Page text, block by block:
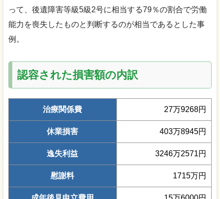
って、後遺障害等級5級2号に相当する79％の割合で労働
能力を喪失したものと判断するのが相当であるとした事
例。
認容された損害額の内訳
治療関係費 27万9268円
休業損害 403万8945円
逸失利益 3246万2571円
慰謝料 1715万円